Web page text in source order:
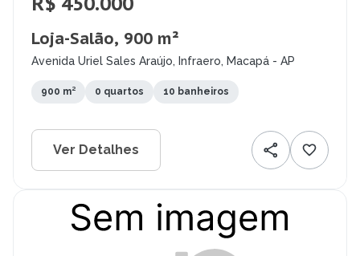
Loja-Salão, 900 m²
Avenida Uriel Sales Araújo, Infraero, Macapá - AP
900 m² 0 quartos 10 banheiros
Ver Detalhes